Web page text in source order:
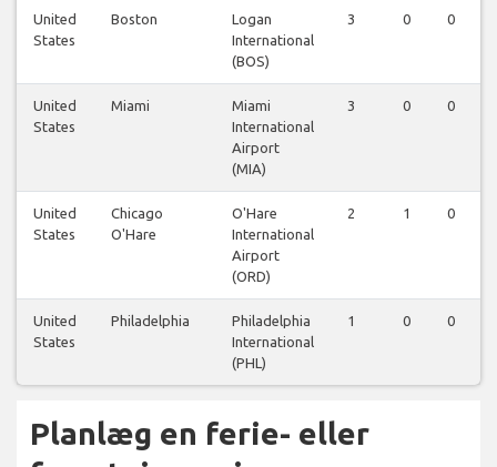
United
States
Boston
Logan
International
(BOS)
3 0 0
United
States
Miami
Miami
International
Airport
(MIA)
3 0 0
United
States
Chicago
O'Hare
O'Hare
International
Airport
(ORD)
2 1 0
United
States
Philadelphia
Philadelphia
International
(PHL)
1 0 0
Planlæg en ferie- eller